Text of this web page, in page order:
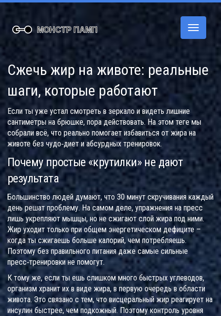
Сжечь жир на животе: реальные
шаги, которые работают
Если ты уже устал смотреть в зеркало и видеть лишние
сантиметры на брюшке, пора действовать. На этом теге мы
собрали всё, что реально помогает избавиться от жира на
животе без чудо‑диет и абсурдных тренировок.
Почему простые «крутилки» не дают
результата
Большинство людей думают, что 30 минут скручивания каждый
день решат проблему. На самом деле, упражнения на пресс
лишь укрепляют мышцы, но не сжигают слой жира под ними.
Жир уходит только при общем энергетическом дефиците –
когда ты сжигаешь больше калорий, чем потребляешь.
Поэтому без правильного питания даже самые сильные
пресс‑тренировки не помогут.
К тому же, если ты ешь слишком много быстрых углеводов,
организм хранит их в виде жира, в первую очередь в области
живота. Это связано с тем, что висцеральный жир реагирует на
инсулин быстрее, чем подкожный. Поэтому контроль уровня